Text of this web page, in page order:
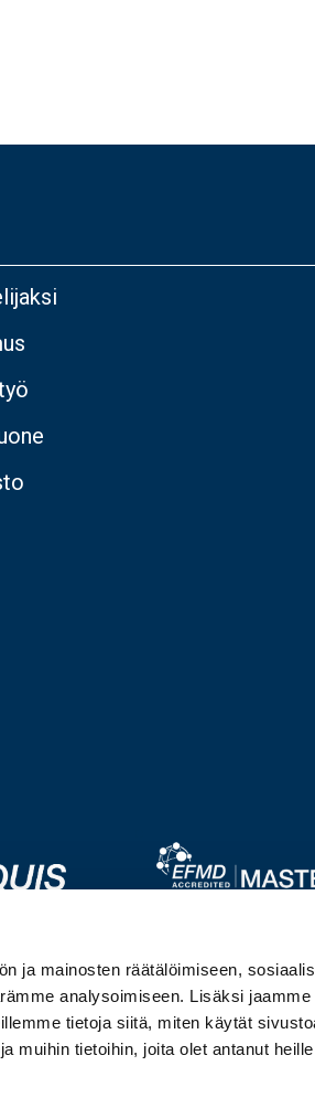
ja mainosten räätälöimiseen,
analysoimiseen. Lisäksi
tietoja siitä, miten käytät
muihin tietoihin, joita olet antanut
Image
Image